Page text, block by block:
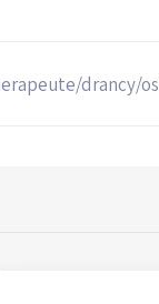
drancy/